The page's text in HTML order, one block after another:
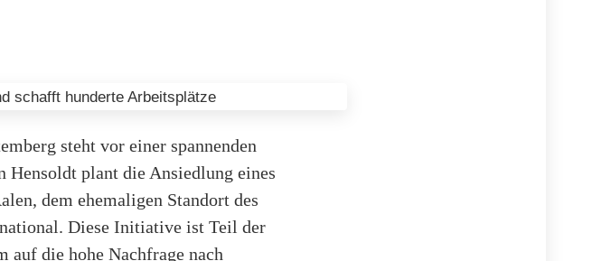
steht vor einer spannenden
Hensoldt plant die Ansiedlung eines
dem ehemaligen Standort des
Diese Initiative ist Teil der
auf die hohe Nachfrage nach